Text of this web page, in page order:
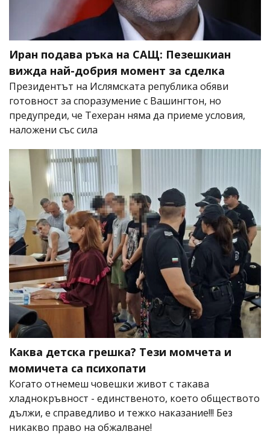
Иран подава ръка на САЩ: Пезешкиан
вижда най-добрия момент за сделка
Президентът на Ислямската република обяви
готовност за споразумение с Вашингтон, но
предупреди, че Техеран няма да приеме условия,
наложени със сила
Каква детска грешка? Тези момчета и
момичета са психопати
Когато отнемеш човешки живот с такава
хладнокръвност - единственото, което обществото
дължи, е справедливо и тежко наказание!!! Без
никакво право на обжалване!